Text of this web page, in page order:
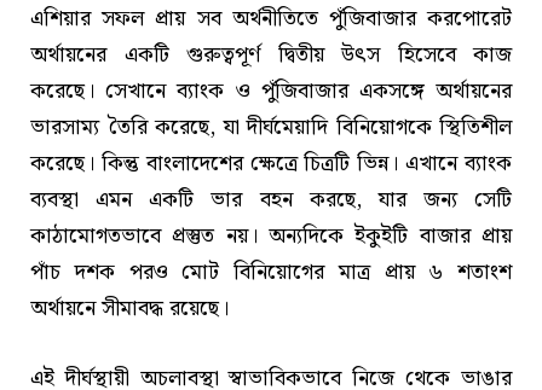
এশিয়ার সফল প্রায় সব অর্থনীতিতে পুঁজিবাজার করপোরেট
অর্থায়নের একটি গুরুত্বপূর্ণ দ্বিতীয় উৎস হিসেবে কাজ
করেছে। সেখানে ব্যাংক ও পুঁজিবাজার একসঙ্গে অর্থায়নের
ভারসাম্য তৈরি করেছে, যা দীর্ঘমেয়াদি বিনিয়োগকে স্থিতিশীল
করেছে। কিন্তু বাংলাদেশের ক্ষেত্রে চিত্রটি ভিন্ন। এখানে ব্যাংক
ব্যবস্থা এমন একটি ভার বহন করছে, যার জন্য সেটি
কাঠামোগতভাবে প্রস্তুত নয়। অন্যদিকে ইকুইটি বাজার প্রায়
পাঁচ দশক পরও মোট বিনিয়োগের মাত্র প্রায় ৬ শতাংশ
অর্থায়নে সীমাবদ্ধ রয়েছে।
এই দীর্ঘস্থায়ী অচলাবস্থা স্বাভাবিকভাবে নিজে থেকে ভাঙার